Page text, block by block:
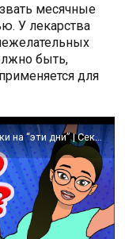
месячные
У лекарства
быть,
для
5 СПОСОБОВ ВЫЗВАТЬ МЕСЯЧНЫЕ! Лайфхаки на “эти дни” | Секреты Юной Леди